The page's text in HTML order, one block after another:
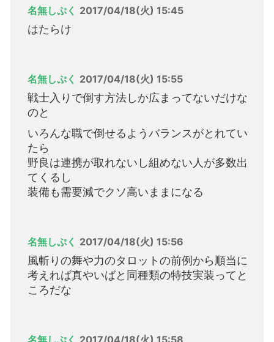
名無しぷく 2017/04/18(火) 15:45
はたらけ
名無しぷく 2017/04/18(火) 15:55
戦士入りで倒す方法しか広まってないだけな
のと
いろんな職で倒せるようバランスがとれてい
たら
野良は連携が取れないし組めない人が多数出
てくるし
装備も需要減でクソ高いままになる
名無しぷく 2017/04/18(火) 15:56
風斬りの舞や力のタロットの前例から順当に
考えれば真やいばと同種類の特技実装ってと
ころだな